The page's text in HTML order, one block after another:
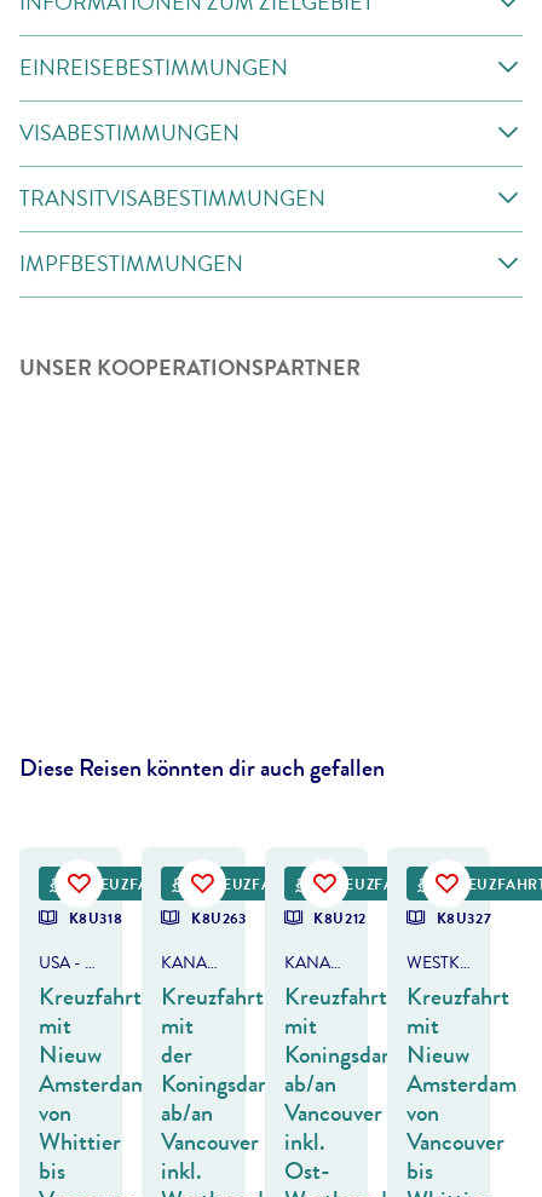
EINREISEBESTIMMUNGEN
VISABESTIMMUNGEN
TRANSITVISABESTIMMUNGEN
IMPFBESTIMMUNGEN
UNSER KOOPERATIONSPARTNER
Diese Reisen könnten dir auch gefallen
KREUZFAHRT
K8U318
USA - ALASKA & KANADA
Kreuzfahrt
mit
Nieuw
Amsterdam
von
Whittier
bis
KREUZFAHRT
K8U263
KANADA & ALASKA
Kreuzfahrt
mit
der
Koningsdam
ab/an
Vancouver
inkl.
KREUZFAHRT
K8U212
KANADA & ALASKA
Kreuzfahrt
mit
Koningsdam
ab/an
Vancouver
inkl.
Ost-
K8U327
WESTKANADA & ALASKA
Kreuzfahrt
mit
Nieuw
Amsterdam
von
Vancouver
bis